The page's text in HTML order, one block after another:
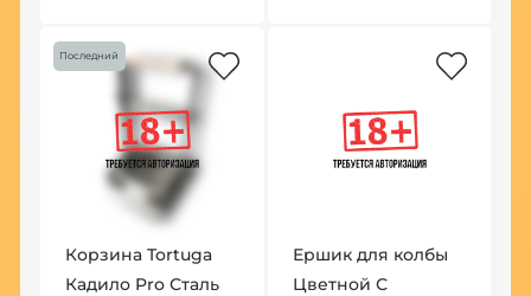
Последний
Корзина Tortuga
Кадило Pro Сталь
Ершик для колбы
Цветной С